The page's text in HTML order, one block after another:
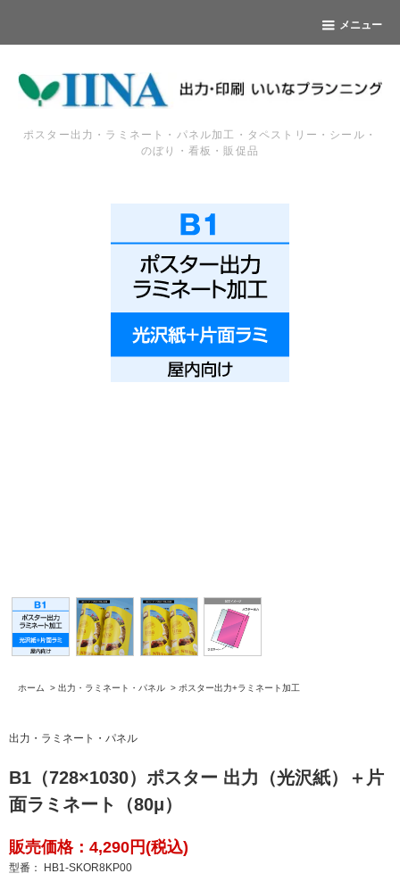
メニュー
ポスター出力・ラミネート・パネル加工・タペストリー・シール・
のぼり・看板・販促品
ホーム > 出力・ラミネート・パネル > ポスター出力+ラミネート加工
出力・ラミネート・パネル
B1（728×1030）ポスター 出力（光沢紙）＋片
面ラミネート（80μ）
販売価格：4,290円(税込)
型番： HB1-SKOR8KP00